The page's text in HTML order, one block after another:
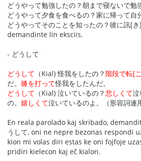
どうやって勉強したの？朝まで寝ないで勉
どうやって夕食を食べるの？家に帰って自
どうやってそのことを知ったの？彼に訊[
demandinte lin eksciis.
- どうして
どうして （Kial) 怪我をしたの？階段で転[
だ。 膝を打って怪我をしたんだ。
どうして （Kial) 泣いているの？悲しくて
の。 嬉しくて泣いているのよ。（形容詞連
En reala parolado kaj skribado,
うして, oni ne nepre bezonas respondi
kion mi volas diri estas ke oni fojfoje
pridiri kielecon kaj eĉ kialon.